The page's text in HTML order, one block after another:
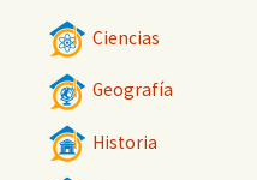
Ciencias
Geografía
Historia